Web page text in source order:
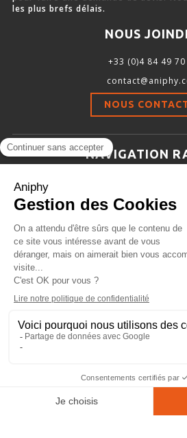
les plus brefs délais.
NOUS
+33 (0)4 84 49 70
NOUS
NAVIGATION
Ressources
Se mettre en
Archives
Copyright © 2026